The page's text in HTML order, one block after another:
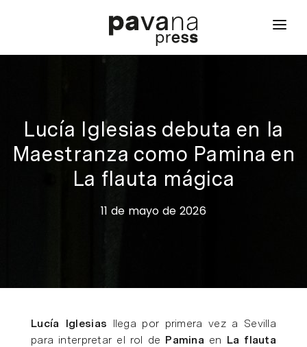
inicio
proyectos
noticias
contacto
Lucía Iglesias debuta en la
Maestranza como Pamina en
La flauta mágica
11 de mayo de 2026
Lucía Iglesias llega por primera vez a Sevilla
para interpretar el rol de Pamina en La flauta